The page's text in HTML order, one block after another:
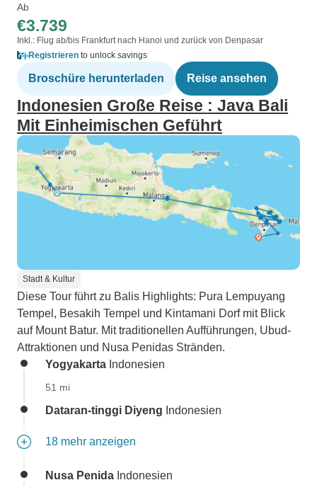
Ab
€3.739
Inkl.: Flug ab/bis Frankfurt nach Hanoi und zurück von Denpasar
Registrieren to unlock savings
Broschüre herunterladen Reise ansehen
Indonesien Große Reise : Java Bali
Mit Einheimischen Geführt
Stadt & Kultur
Diese Tour führt zu Balis Highlights: Pura Lempuyang
Tempel, Besakih Tempel und Kintamani Dorf mit Blick
auf Mount Batur. Mit traditionellen Aufführungen, Ubud-
Attraktionen und Nusa Penidas Stränden.
Yogyakarta Indonesien
51 mi
Dataran-tinggi Diyeng Indonesien
18 mehr anzeigen
Nusa Penida Indonesien